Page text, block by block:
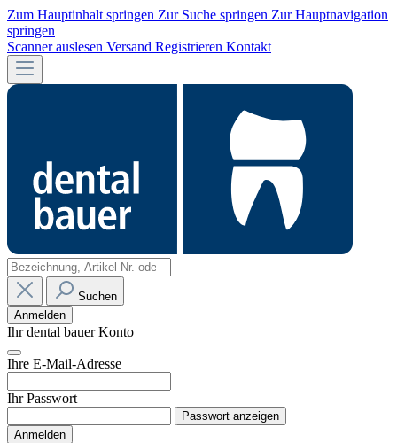
Zum Hauptinhalt springen Zur Suche springen Zur Hauptnavigation
springen
Scanner auslesen Versand Registrieren Kontakt
Suchen
Anmelden
Ihr dental bauer Konto
Ihre E-Mail-Adresse
Ihr Passwort
Passwort anzeigen
Anmelden